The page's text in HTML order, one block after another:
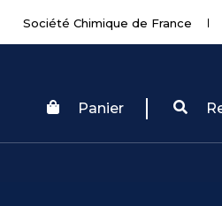
Société Chimique de France
Panier